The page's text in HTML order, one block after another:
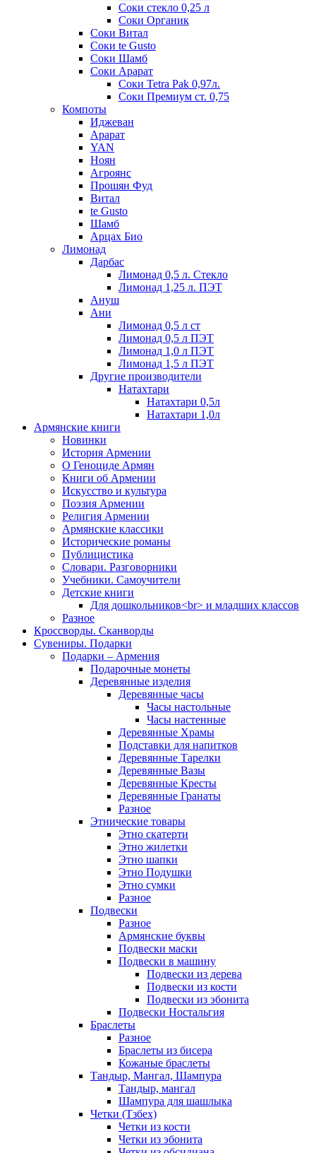
Соки стекло 0,25 л
Соки Органик
Соки Витал
Соки te Gusto
Соки Шамб
Соки Арарат
Соки Tetra Pak 0,97л.
Соки Премиум ст. 0,75
Компоты
Иджеван
Арарат
YAN
Ноян
Агроянс
Прошян Фуд
Витал
te Gusto
Шамб
Арцах Био
Лимонад
Дарбас
Лимонад 0,5 л. Стекло
Лимонад 1,25 л. ПЭТ
Ануш
Ани
Лимонад 0,5 л ст
Лимонад 0,5 л ПЭТ
Лимонад 1,0 л ПЭТ
Лимонад 1,5 л ПЭТ
Другие производители
Натахтари
Натахтари 0,5л
Натахтари 1,0л
Армянские книги
Новинки
История Армении
О Геноциде Армян
Книги об Армении
Иcкусство и культура
Поэзия Армении
Религия Армении
Армянские классики
Исторические романы
Публицистика
Словари. Разговорники
Учебники. Самоучители
Детские книги
Для дошкольников<br> и младших классов
Разное
Кроссворды. Сканворды
Сувениры. Подарки
Подарки – Армения
Подарочные монеты
Деревянные изделия
Деревянные часы
Часы настольные
Часы настенные
Деревянные Храмы
Подставки для напитков
Деревянные Тарелки
Деревянные Вазы
Деревянные Кресты
Деревянные Гранаты
Разное
Этнические товары
Этно скатерти
Этно жилетки
Этно шапки
Этно Подушки
Этно сумки
Разное
Подвески
Разное
Армянские буквы
Подвески маски
Подвески в машину
Подвески из дерева
Подвески из кости
Подвески из эбонита
Подвески Ностальгия
Браслеты
Разное
Браслеты из бисера
Кожаные браслеты
Тандыр, Мангал, Шампура
Тандыр, мангал
Шампура для шашлыка
Четки (Тзбех)
Четки из кости
Четки из эбонита